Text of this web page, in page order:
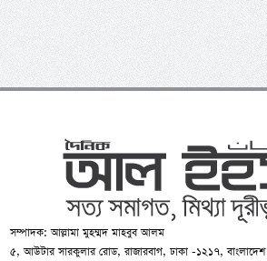
সম্পাদক: আল্লামা মুহম্মদ মাহবুব আলম
৫, আউটার সারকুলার রোড, রাজারবাগ, ঢাকা -১২১৭, বাংলাদেশ।